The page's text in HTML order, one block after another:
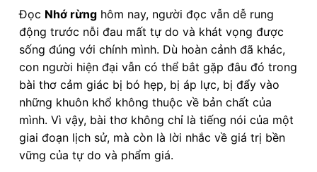
Đọc Nhớ rừng hôm nay, người đọc vẫn dễ rung
động trước nỗi đau mất tự do và khát vọng được
sống đúng với chính mình. Dù hoàn cảnh đã khác,
con người hiện đại vẫn có thể bắt gặp đâu đó trong
bài thơ cảm giác bị bó hẹp, bị áp lực, bị đẩy vào
những khuôn khổ không thuộc về bản chất của
mình. Vì vậy, bài thơ không chỉ là tiếng nói của một
giai đoạn lịch sử, mà còn là lời nhắc về giá trị bền
vững của tự do và phẩm giá.